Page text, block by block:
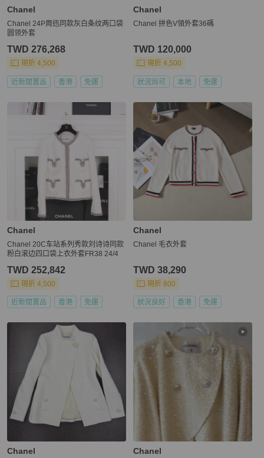
Chanel
Chanel 24P周迅同款灰白条纹两口袋
圆领外套
TWD 276,268
現折 4,500
近新閒置品 香港 免運
Chanel
Chanel 拼色V領外套36碼
TWD 120,000
現折 4,500
狀況尚可 本地 免運
Chanel
Chanel 20C车站系列秀款刘诗诗同款
粉白滚边四口袋上衣外套FR38 24/4
TWD 252,842
現折 4,500
近新閒置品 香港 免運
Chanel
Chanel 毛衣外套
TWD 38,290
現折 800
狀況良好 香港 免運
Chanel Chanel